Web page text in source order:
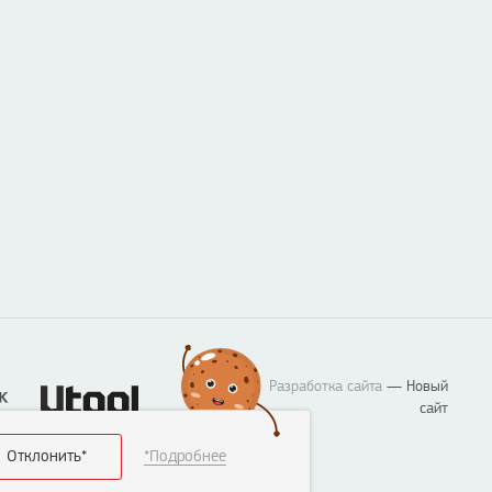
Разработка сайта — Новый
сайт
Отклонить* *Подробнее